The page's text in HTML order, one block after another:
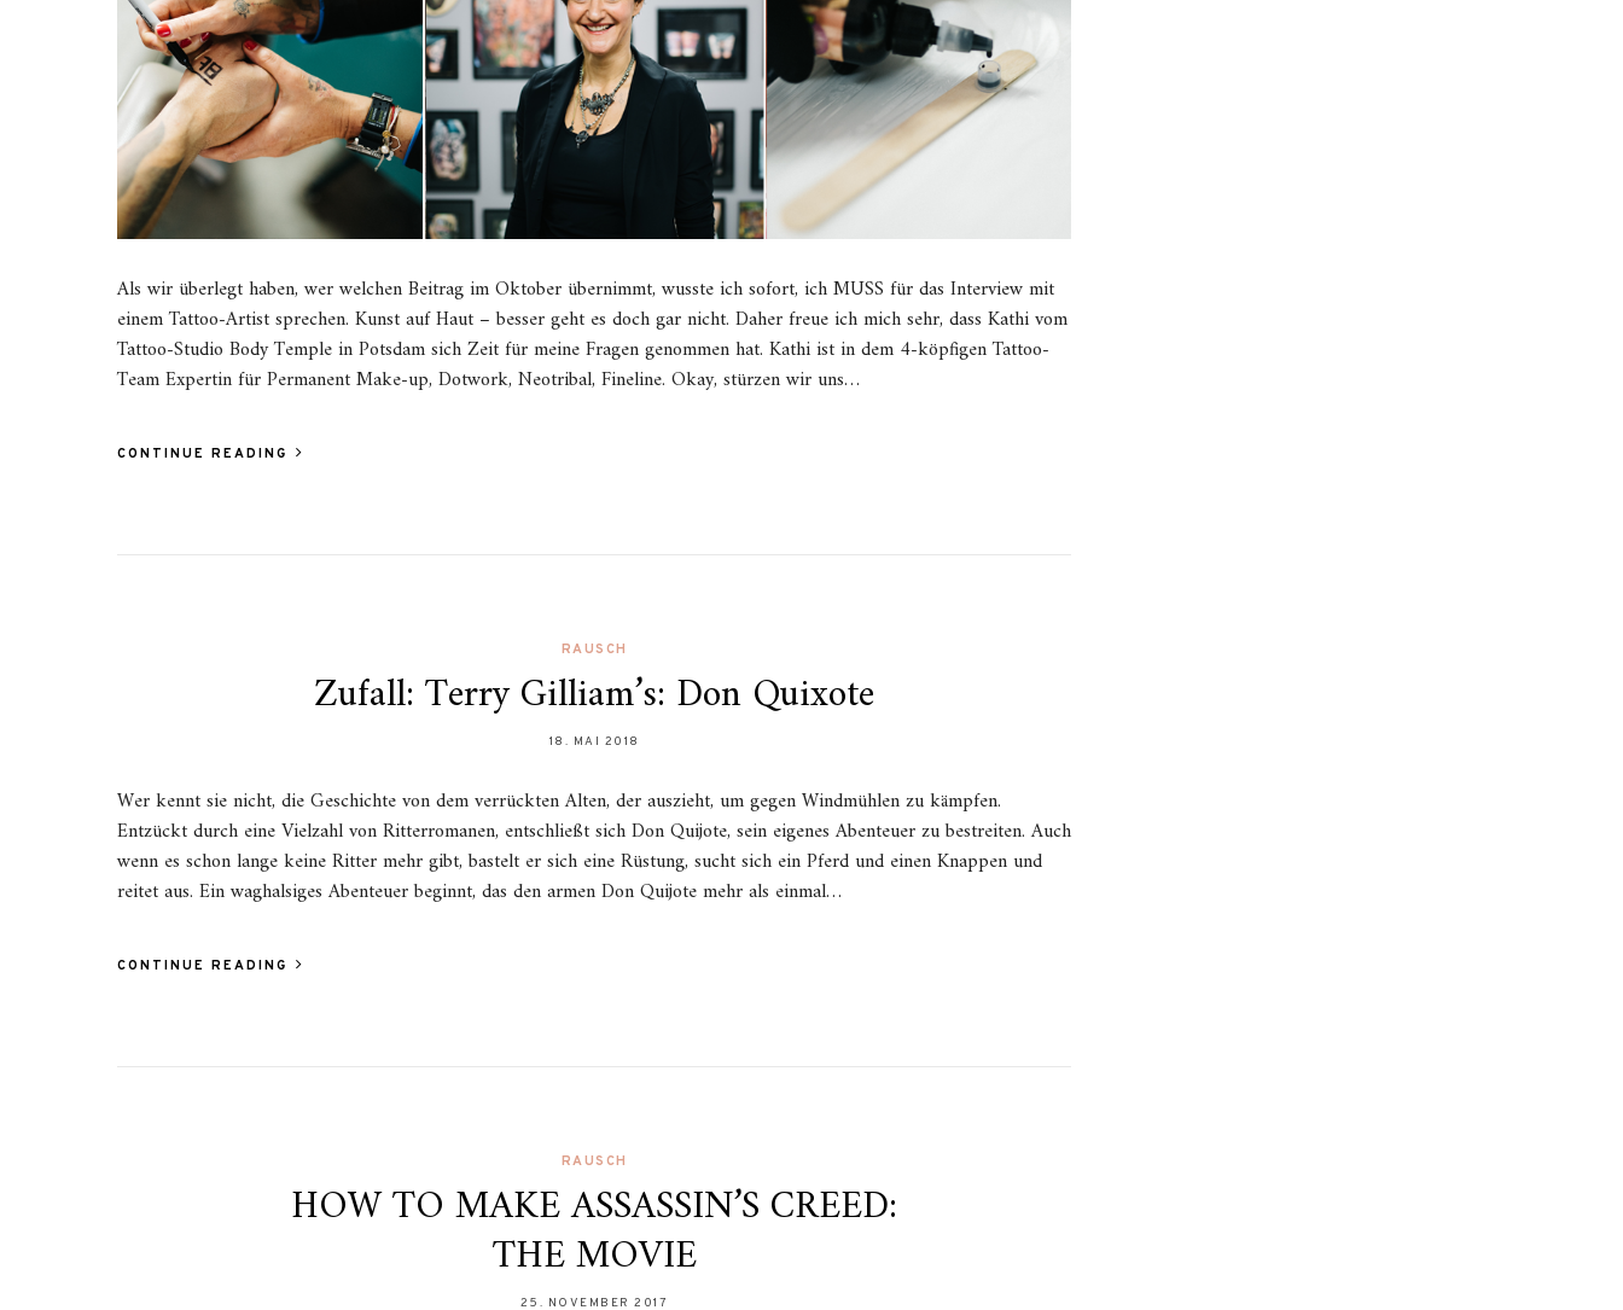
Als wir überlegt haben, wer welchen Beitrag im Oktober übernimmt, wusste ich sofort, ich MUSS für das Interview mit
einem Tattoo-Artist sprechen. Kunst auf Haut – besser geht es doch gar nicht. Daher freue ich mich sehr, dass Kathi vom
Tattoo-Studio Body Temple in Potsdam sich Zeit für meine Fragen genommen hat. Kathi ist in dem 4-köpfigen Tattoo-
Team Expertin für Permanent Make-up, Dotwork, Neotribal, Fineline. Okay, stürzen wir uns…
CONTINUE READING
RAUSCH
Zufall: Terry Gilliam’s: Don Quixote
18. MAI 2018
Wer kennt sie nicht, die Geschichte von dem verrückten Alten, der auszieht, um gegen Windmühlen zu kämpfen.
Entzückt durch eine Vielzahl von Ritterromanen, entschließt sich Don Quijote, sein eigenes Abenteuer zu bestreiten. Auch
wenn es schon lange keine Ritter mehr gibt, bastelt er sich eine Rüstung, sucht sich ein Pferd und einen Knappen und
reitet aus. Ein waghalsiges Abenteuer beginnt, das den armen Don Quijote mehr als einmal…
CONTINUE READING
RAUSCH
HOW TO MAKE ASSASSIN’S CREED:
THE MOVIE
25. NOVEMBER 2017